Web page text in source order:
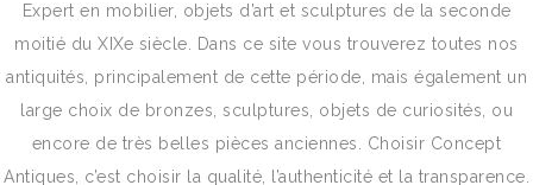
Expert en mobilier, objets d’art et sculptures de la seconde
moitié du XIXe siècle. Dans ce site vous trouverez toutes nos
antiquités, principalement de cette période, mais également un
large choix de bronzes, sculptures, objets de curiosités, ou
encore de très belles pièces anciennes. Choisir Concept
Antiques, c’est choisir la qualité, l’authenticité et la transparence.